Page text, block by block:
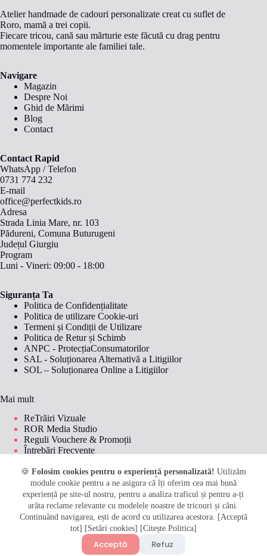
🎁 Peste 400 de idei de cadouri pline de emoție. Surpriză, bucurie și
🍪 Folosim cookies pentru o experiență personalizată! Utilizăm
module cookie pentru a ne asigura că îți oferim cea mai bună
experiență pe site-ul nostru, pentru a analiza traficul și pentru a-ți
arăta reclame relevante cu modelele noastre de tricouri și căni.
Continuând navigarea, ești de acord cu utilizarea acestora. [Acceptă
tot] [Setări cookies] [Citește Politica]
Acceptă Refuz
Atelier handmade de cadouri personalizate creat cu suflet de
Roro, mamă a trei copii.
Fiecare tricou, cană sau mărturie este făcută cu drag pentru
momentele importante ale familiei tale.
Navigare
Magazin
Despre Noi
Ghid de Mărimi
Blog
Contact
Contact Rapid
WhatsApp /Telefon
0731 774 232
E-mail
office@perfectkids.ro
Adresa
Strada Linia Mare, nr. 103
Pădureni, Comuna Buturugeni
Județul Giurgiu
Program
Luni - Vineri: 09:00 - 18:00
Siguranța Ta
Politica de Confidențialitate
Politica de utilizare Cookie-uri
Termeni și Condiții de Utilizare
Politica de Retur și Schimb
ANPC - ProtecțiaConsumatorilor
SAL - Soluționarea Alternativă a Litigiilor
SOL – Soluționarea Online a Litigiilor
Mai mult
ReTrăiri Vizuale
ROR Media Studio
Reguli Vouchere & Promoții
Întrebări Frecvente
Metode de plată
© 2026Perfect Kids by Roro. Toate drepturile rezervate.
Creat cu drag pentru amintiri unice.
MIHAI ROXANA-BIANCA PFA | CUI: 54116978 | Reg.
Com.: F2026010792009 Strada Linia Mare, nr. 103, Sat